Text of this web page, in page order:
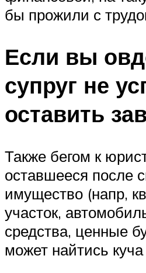
бы прожили с
Если вы
супруг не
оставить
Также бегом к
оставшееся после
имущество (напр,
участок,
средства, ценные
может найтись